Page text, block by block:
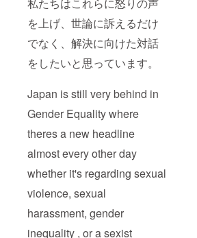
私たちはこれらに怒りの声
を上げ、世論に訴えるだけ
でなく、解決に向けた対話
をしたいと思っています。
Japan is still very behind in
Gender Equality where
theres a new headline
almost every other day
whether it's regarding sexual
violence, sexual
harassment, gender
inequality , or a sexist